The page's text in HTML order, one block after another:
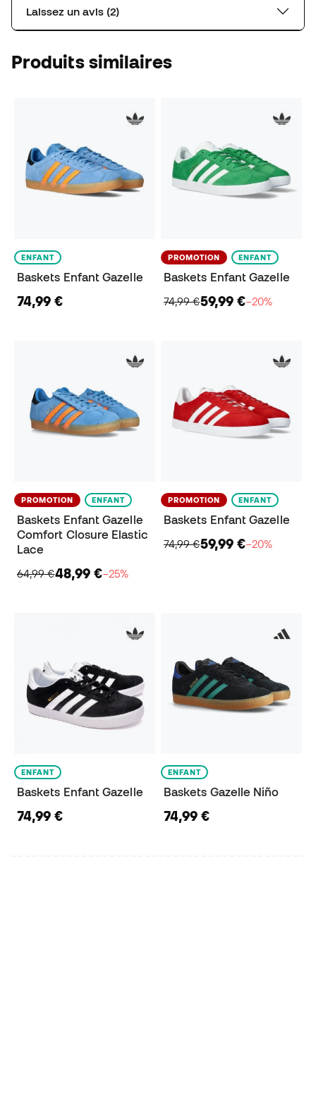
Laissez un avis (2)
Produits similaires
ENFANT
Baskets Enfant Gazelle
74,99 €
PROMOTION ENFANT
Baskets Enfant Gazelle
74,99 €59,99 €−20%
PROMOTION ENFANT
Baskets Enfant Gazelle
Comfort Closure Elastic
Lace
64,99 €48,99 €−25%
PROMOTION ENFANT
Baskets Enfant Gazelle
74,99 €59,99 €−20%
ENFANT
Baskets Enfant Gazelle
74,99 €
ENFANT
Baskets Gazelle Niño
74,99 €